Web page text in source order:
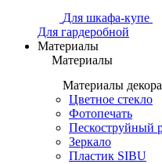
Для шкафа-купе
Для гардеробной
Материалы
Материалы
Материалы
Цветное стекло
Фотопечать
Пескоструйный
Зеркало
Пластик SIBU